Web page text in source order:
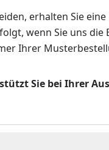
erhalten Sie
wenn Sie uns
Ihrer
Sie bei Ihrer